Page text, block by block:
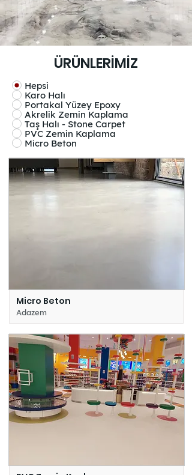
ÜRÜNLERİMİZ
Hepsi
Karo Halı
Portakal Yüzey Epoxy
Akrelik Zemin Kaplama
Taş Halı - Stone Carpet
PVC Zemin Kaplama
Micro Beton
Micro Beton
Adazem